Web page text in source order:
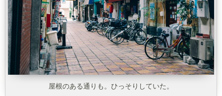
屋根のある通りも。ひっそりしていた。